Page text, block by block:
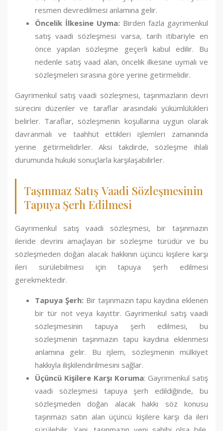
resmen devredilmesi anlamına gelir.
Öncelik İlkesine Uyma: Birden fazla gayrimenkul
satış vaadi sözleşmesi varsa, tarih itibariyle en
önce yapılan sözleşme geçerli kabul edilir. Bu
nedenle satış vaad alan, öncelik ilkesine uymalı ve
sözleşmeleri sırasına göre yerine getirmelidir.
Gayrimenkul satış vaadi sözleşmesi, taşınmazların devri
sürecini düzenler ve taraflar arasındaki yükümlülükleri
belirler. Taraflar, sözleşmenin koşullarına uygun olarak
davranmalı ve taahhüt ettikleri işlemleri zamanında
yerine getirmelidirler. Aksi takdirde, sözleşme ihlali
durumunda hukuki sonuçlarla karşılaşabilirler.
Taşınmaz Satış Vaadi Sözleşmesinin
Tapuya Şerh Edilmesi
Gayrimenkul satış vaadi sözleşmesi, bir taşınmazın
ileride devrini amaçlayan bir sözleşme türüdür ve bu
sözleşmeden doğan alacak hakkının üçüncü kişilere karşı
ileri sürülebilmesi için tapuya şerh edilmesi
gerekmektedir.
Tapuya Şerh: Bir taşınmazın tapu kaydına eklenen
bir tür not veya kayıttır. Gayrimenkul satış vaadi
sözleşmesinin tapuya şerh edilmesi, bu
sözleşmenin taşınmazın tapu kaydına eklenmesi
anlamına gelir. Bu işlem, sözleşmenin mülkiyet
hakkıyla ilişkilendirilmesini sağlar.
Üçüncü Kişilere Karşı Koruma: Gayrimenkul satış
vaadi sözleşmesi tapuya şerh edildiğinde, bu
sözleşmeden doğan alacak hakkı söz konusu
taşınmazı satın alan üçüncü kişilere karşı da ileri